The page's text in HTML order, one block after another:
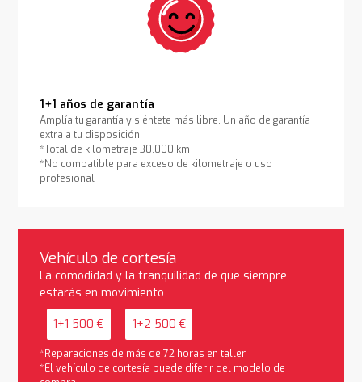
1+1 años de garantía
Amplía tu garantía y siéntete más libre. Un año de garantía
extra a tu disposición.
*Total de kilometraje 30.000 km
*No compatible para exceso de kilometraje o uso
profesional
Vehículo de cortesía
La comodidad y la tranquilidad de que siempre
estarás en movimiento
1+1 500 € 1+2 500 €
*Reparaciones de más de 72 horas en taller
*El vehículo de cortesía puede diferir del modelo de